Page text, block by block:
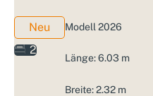
Neu
2
Modell 2026
Länge: 6.03 m
Breite: 2.32 m